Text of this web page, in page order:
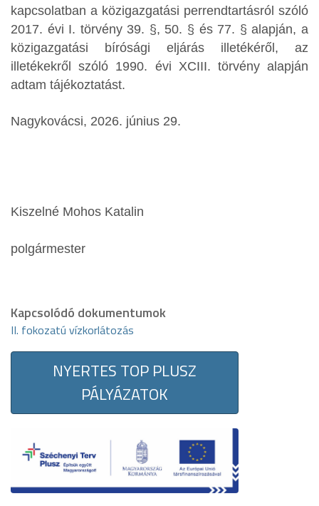
kapcsolatban a közigazgatási perrendtartásról szóló
2017. évi I. törvény 39. §, 50. § és 77. § alapján, a
közigazgatási bírósági eljárás illetékéről, az
illetékekről szóló 1990. évi XCIII. törvény alapján
adtam tájékoztatást.
Nagykovácsi, 2026. június 29.
Kiszelné Mohos Katalin
polgármester
Kapcsolódó dokumentumok
II. fokozatú vízkorlátozás
NYERTES TOP PLUSZ
PÁLYÁZATOK